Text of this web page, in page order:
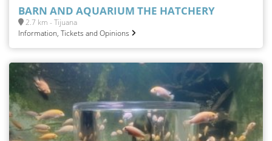
BARN AND AQUARIUM THE HATCHERY
2.7 km - Tijuana
Information, Tickets and Opinions